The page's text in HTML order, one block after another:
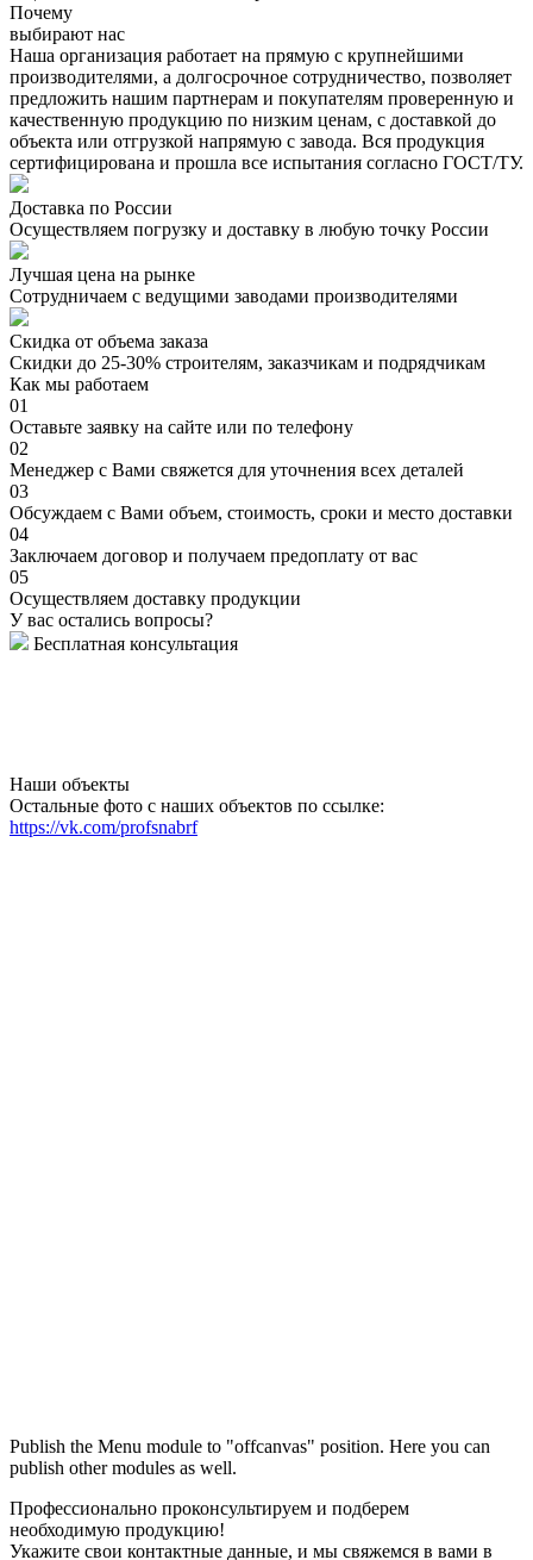
Почему
выбирают нас
Наша организация работает на прямую с крупнейшими
производителями, а долгосрочное сотрудничество, позволяет
предложить нашим партнерам и покупателям проверенную и
качественную продукцию по низким ценам, с доставкой до
объекта или отгрузкой напрямую с завода. Вся продукция
сертифицирована и прошла все испытания согласно ГОСТ/ТУ.
Доставка по России
Осуществляем погрузку и доставку в любую точку России
Лучшая цена на рынке
Сотрудничаем с ведущими заводами производителями
Скидка от объема заказа
Скидки до 25-30% строителям, заказчикам и подрядчикам
Как мы работаем
01
Оставьте заявку на сайте или по телефону
02
Менеджер с Вами свяжется для уточнения всех деталей
03
Обсуждаем с Вами объем, стоимость, сроки и место доставки
04
Заключаем договор и получаем предоплату от вас
05
Осуществляем доставку продукции
У вас остались вопросы?
Бесплатная консультация
Наши объекты
Остальные фото с наших объектов по ссылке:
https://vk.com/profsnabrf
Publish the Menu module to "offcanvas" position. Here you can
publish other modules as well.
М ● консультант ПРОФСНАБ
Профессионально проконсультируем и подберем
необходимую продукцию!
Укажите свои контактные данные, и мы свяжемся в вами в